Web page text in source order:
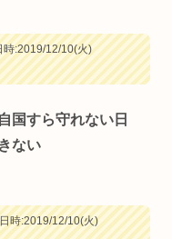
:2019/12/10(火)
国すら守れない日
ない
時:2019/12/10(火)